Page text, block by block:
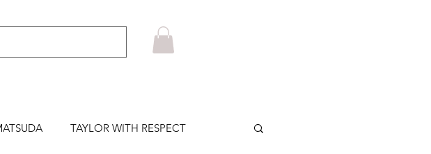
TAYLOR WITH RESPECT